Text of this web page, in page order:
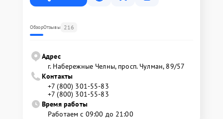
ОбзорОтзывы 216
Адрес
г. Набережные Челны, просп. Чулман, 89/57
Контакты
+7 (800) 301-55-83
+7 (800) 301-55-83
Время работы
Работаем с 09:00 до 21:00